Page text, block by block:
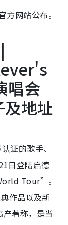
网站公布。
唱会
地址
证的歌手、
日登陆启德
Tour”。
作品以及新
著称，是当